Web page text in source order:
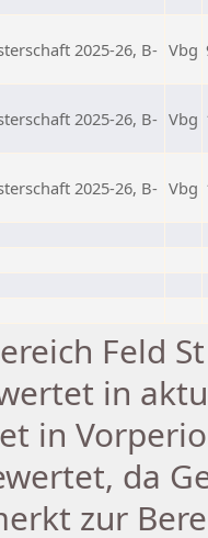
2025-26, B- Vbg
2025-26, B- Vbg
2025-26, B- Vbg
Feld
in
in
da
zur